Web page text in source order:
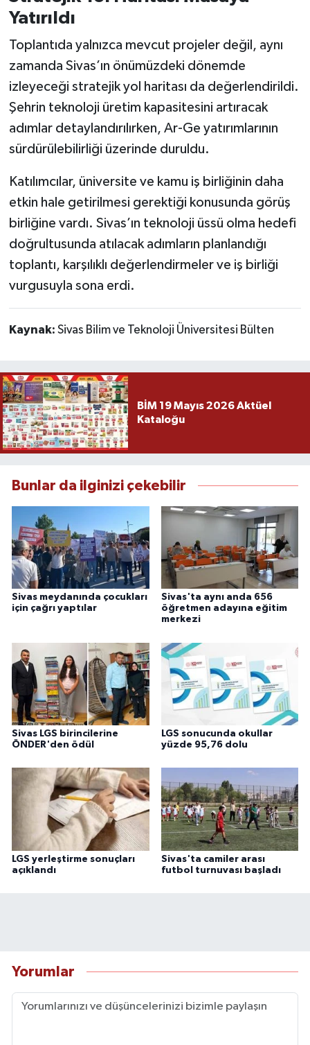
Yatırıldı
Toplantıda yalnızca mevcut projeler değil, aynı
zamanda Sivas’ın önümüzdeki dönemde
izleyeceği stratejik yol haritası da değerlendirildi.
Şehrin teknoloji üretim kapasitesini artıracak
adımlar detaylandırılırken, Ar-Ge yatırımlarının
sürdürülebilirliği üzerinde duruldu.
Katılımcılar, üniversite ve kamu iş birliğinin daha
etkin hale getirilmesi gerektiği konusunda görüş
birliğine vardı. Sivas’ın teknoloji üssü olma hedefi
doğrultusunda atılacak adımların planlandığı
toplantı, karşılıklı değerlendirmeler ve iş birliği
vurgusuyla sona erdi.
Kaynak: Sivas Bilim ve Teknoloji Üniversitesi Bülten
BİM 19 Mayıs 2026 Aktüel
Kataloğu
Bunlar da ilginizi çekebilir
Sivas meydanında çocukları
için çağrı yaptılar
Sivas'ta aynı anda 656
öğretmen adayına eğitim
merkezi
Sivas LGS birincilerine
ÖNDER'den ödül
LGS sonucunda okullar
yüzde 95,76 dolu
LGS yerleştirme sonuçları
açıklandı
Sivas'ta camiler arası
futbol turnuvası başladı
Yorumlar